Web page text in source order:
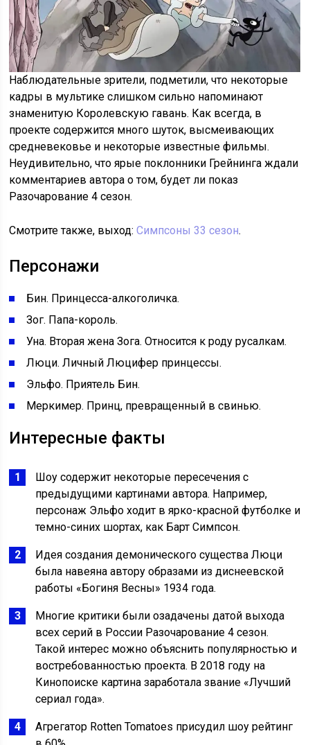
Наблюдательные зрители, подметили, что некоторые
кадры в мультике слишком сильно напоминают
знаменитую Королевскую гавань. Как всегда, в
проекте содержится много шуток, высмеивающих
средневековье и некоторые известные фильмы.
Неудивительно, что ярые поклонники Грейнинга ждали
комментариев автора о том, будет ли показ
Разочарование 4 сезон.
Смотрите также, выход:Симпсоны 33 сезон.
Персонажи
Бин. Принцесса-алкоголичка.
Зог. Папа-король.
Уна. Вторая жена Зога. Относится к роду русалкам.
Люци. Личный Люцифер принцессы.
Эльфо. Приятель Бин.
Меркимер. Принц, превращенный в свинью.
Интересные факты
Шоу содержит некоторые пересечения с
предыдущими картинами автора. Например,
персонаж Эльфо ходит в ярко-красной футболке и
темно-синих шортах, как Барт Симпсон.
Идея создания демонического существа Люци
была навеяна автору образами из диснеевской
работы «Богиня Весны» 1934 года.
Многие критики были озадачены датой выхода
всех серий в России Разочарование 4 сезон.
Такой интерес можно объяснить популярностью и
востребованностью проекта. В 2018 году на
Кинопоиске картина заработала звание «Лучший
сериал года».
Агрегатор Rotten Tomatoes присудил шоу рейтинг